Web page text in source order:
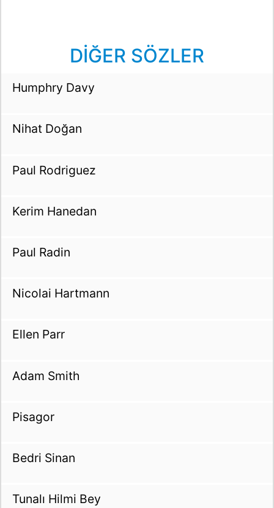
DİĞER SÖZLER
Humphry Davy
Nihat Doğan
Paul Rodriguez
Kerim Hanedan
Paul Radin
Nicolai Hartmann
Ellen Parr
Adam Smith
Pisagor
Bedri Sinan
Tunalı Hilmi Bey